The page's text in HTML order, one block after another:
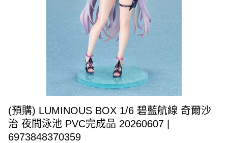
(預購) LUMINOUS BOX 1/6 碧藍航線 奇爾沙
治 夜間泳池 PVC完成品 20260607 |
6973848370359